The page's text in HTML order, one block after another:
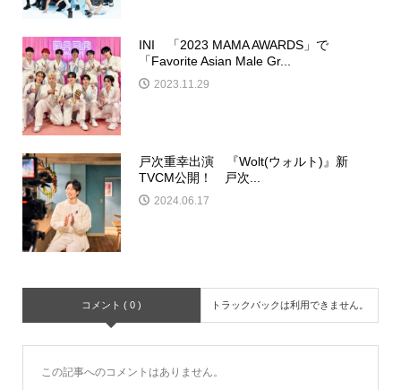
INI 「2023 MAMA AWARDS」で
「Favorite Asian Male Gr...
2023.11.29
戸次重幸出演 『Wolt(ウォルト)』新
TVCM公開！ 戸次...
2024.06.17
コメント ( 0 ) トラックバックは利用できません。
この記事へのコメントはありません。